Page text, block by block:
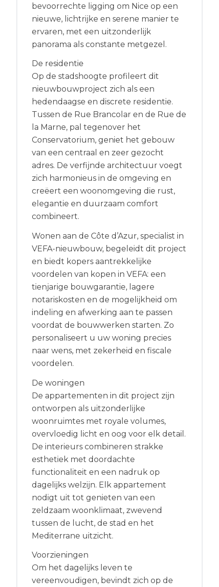
bevoorrechte ligging om Nice op een
nieuwe, lichtrijke en serene manier te
ervaren, met een uitzonderlijk
panorama als constante metgezel.
De residentie
Op de stadshoogte profileert dit
nieuwbouwproject zich als een
hedendaagse en discrete residentie.
Tussen de Rue Brancolar en de Rue de
la Marne, pal tegenover het
Conservatorium, geniet het gebouw
van een centraal en zeer gezocht
adres. De verfijnde architectuur voegt
zich harmonieus in de omgeving en
creëert een woonomgeving die rust,
elegantie en duurzaam comfort
combineert.
Wonen aan de Côte d’Azur, specialist in
VEFA-nieuwbouw, begeleidt dit project
en biedt kopers aantrekkelijke
voordelen van kopen in VEFA: een
tienjarige bouwgarantie, lagere
notariskosten en de mogelijkheid om
indeling en afwerking aan te passen
voordat de bouwwerken starten. Zo
personaliseert u uw woning precies
naar wens, met zekerheid en fiscale
voordelen.
De woningen
De appartementen in dit project zijn
ontworpen als uitzonderlijke
woonruimtes met royale volumes,
overvloedig licht en oog voor elk detail.
De interieurs combineren strakke
esthetiek met doordachte
functionaliteit en een nadruk op
dagelijks welzijn. Elk appartement
nodigt uit tot genieten van een
zeldzaam woonklimaat, zwevend
tussen de lucht, de stad en het
Mediterrane uitzicht.
Voorzieningen
Om het dagelijks leven te
vereenvoudigen, bevindt zich op de